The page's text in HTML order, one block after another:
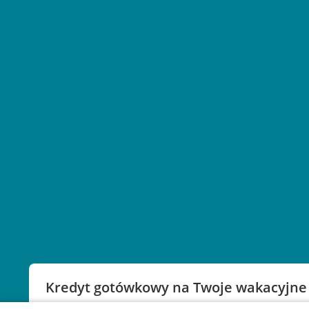
Kredyt gotówkowy na Twoje